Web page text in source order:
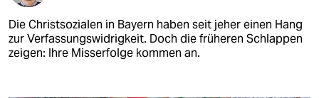
Die Christsozialen in Bayern haben seit jeher einen Hang
zur Verfassungswidrigkeit. Doch die früheren Schlappen
zeigen: Ihre Misserfolge kommen an.